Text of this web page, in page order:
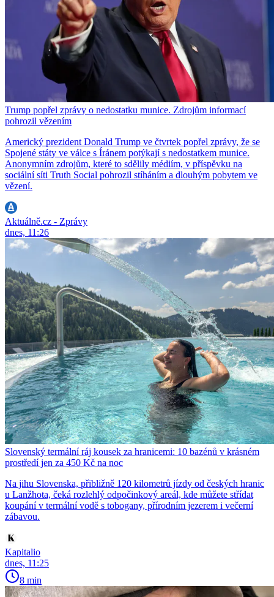
Trump popřel zprávy o nedostatku munice. Zdrojům informací
pohrozil vězením
Americký prezident Donald Trump ve čtvrtek popřel zprávy, že se
Spojené státy ve válce s Íránem potýkají s nedostatkem munice.
Anonymním zdrojům, které to sdělily médiím, v příspěvku na
sociální síti Truth Social pohrozil stíháním a dlouhým pobytem ve
vězení.
Aktuálně.cz - Zprávy
dnes, 11:26
Slovenský termální ráj kousek za hranicemi: 10 bazénů v krásném
prostředí jen za 450 Kč na noc
Na jihu Slovenska, přibližně 120 kilometrů jízdy od českých hranic
u Lanžhota, čeká rozlehlý odpočinkový areál, kde můžete střídat
koupání v termální vodě s tobogany, přírodním jezerem i večerní
zábavou.
Kapitalio
dnes, 11:25
8 min